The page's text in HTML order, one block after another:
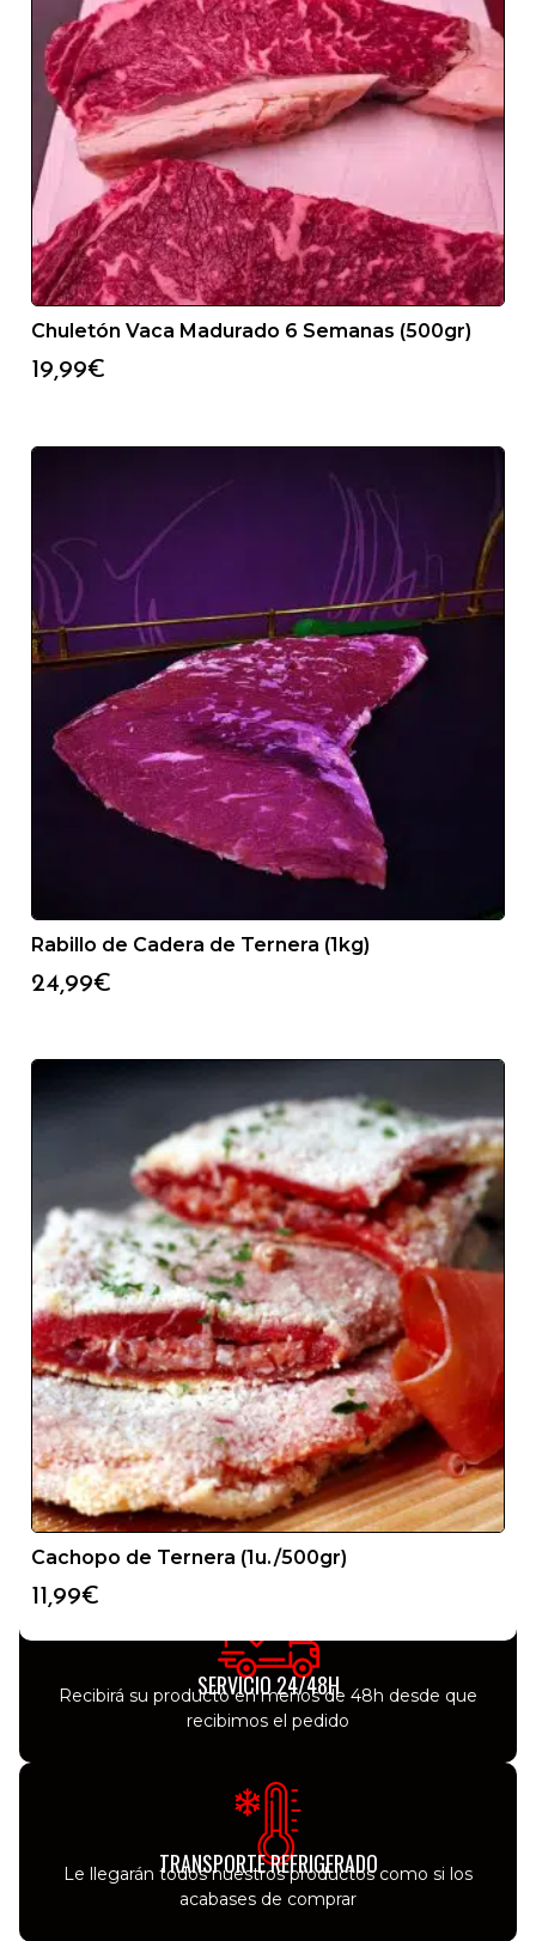
Chuletón Vaca Madurado 6 Semanas (500gr)
19,99€
Rabillo de Cadera de Ternera (1kg)
24,99€
Cachopo de Ternera (1u./500gr)
11,99€
SERVICIO 24/48H
Recibirá su producto en menos de 48h desde que
recibimos el pedido
TRANSPORTE REFRIGERADO
Le llegarán todos nuestros productos como si los
acabases de comprar